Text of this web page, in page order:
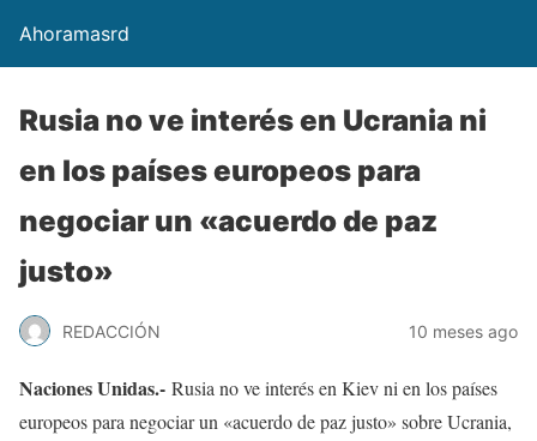
Ahoramasrd
Rusia no ve interés en Ucrania ni
en los países europeos para
negociar un «acuerdo de paz
justo»
REDACCIÓN 10 meses ago
Naciones Unidas.- Rusia no ve interés en Kiev ni en los países
europeos para negociar un «acuerdo de paz justo» sobre Ucrania,